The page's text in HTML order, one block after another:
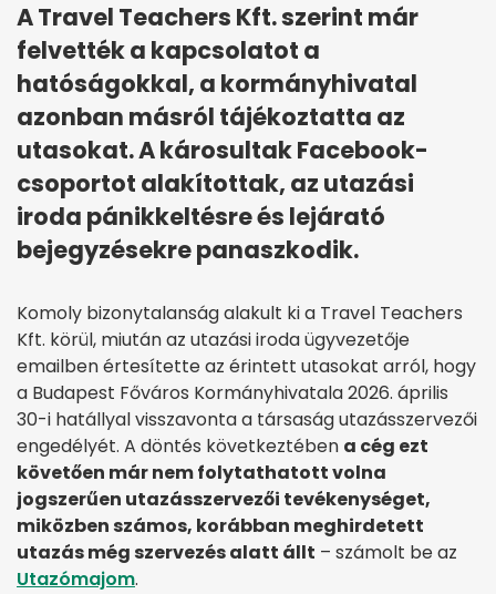
A Travel Teachers Kft. szerint már
felvették a kapcsolatot a
hatóságokkal, a kormányhivatal
azonban másról tájékoztatta az
utasokat. A károsultak Facebook-
csoportot alakítottak, az utazási
iroda pánikkeltésre és lejárató
bejegyzésekre panaszkodik.
Komoly bizonytalanság alakult ki a Travel Teachers
Kft. körül, miután az utazási iroda ügyvezetője
emailben értesítette az érintett utasokat arról, hogy
a Budapest Főváros Kormányhivatala 2026. április
30-i hatállyal visszavonta a társaság utazásszervezői
engedélyét. A döntés következtében a cég ezt
követően már nem folytathatott volna
jogszerűen utazásszervezői tevékenységet,
miközben számos, korábban meghirdetett
utazás még szervezés alatt állt – számolt be az
Utazómajom.